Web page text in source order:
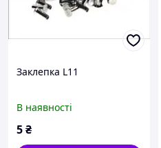
Заклепка L11
В наявності
5₴